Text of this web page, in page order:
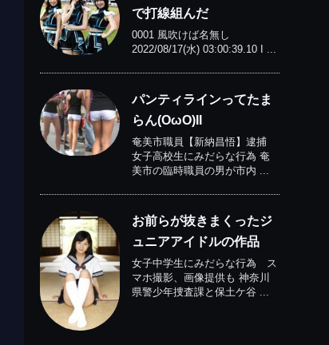
で打線組んだ
0001 風吹けば名無し
2022/08/17(水) 03:00:39.10 I ...
パンティラインってたま
らん(OωO)II
奄美市職員【新納昌悟】逮捕
女子高校生にみだらな行為 奄
美市の臨時職員の男が市内 ...
お前らが抜きまくったジ
ュニアアイドルの作品
女子中学生にみだらな行為 ス
マホ撮影、画像提供も 神奈川
県警少年捜査課と保土ケ谷 ...